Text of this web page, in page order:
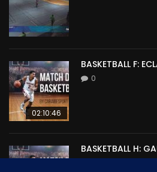
02:10:46
BASKETBALL F:
0
BASKETBALL H: